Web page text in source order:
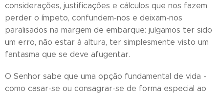
considerações, justificações e cálculos que nos fazem
perder o ímpeto, confundem-nos e deixam-nos
paralisados na margem de embarque: julgamos ter sido
um erro, não estar à altura, ter simplesmente visto um
fantasma que se deve afugentar.
O Senhor sabe que uma opção fundamental de vida -
como casar-se ou consagrar-se de forma especial ao